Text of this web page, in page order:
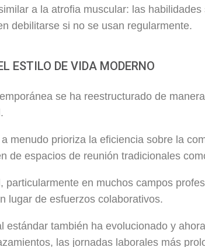
a la atrofia muscular: las
debilitarse si no se usan regularmente.
ESTILO DE VIDA MODERNO
se ha reestructurado de
menudo prioriza la eficiencia sobre la
de espacios de reunión tradicionales
particularmente en muchos campos
lugar de esfuerzos colaborativos.
estándar también ha evolucionado y
las jornadas laborales más